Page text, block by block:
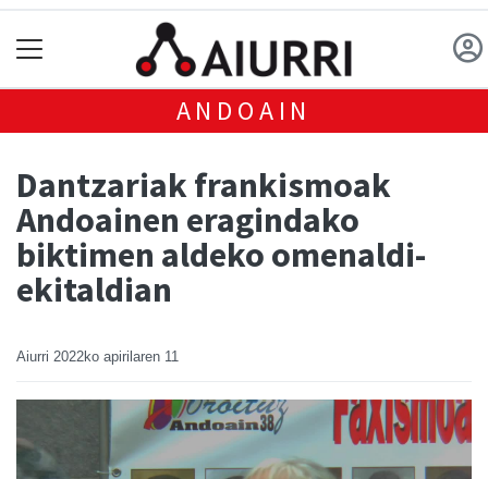
ANDOAIN
Dantzariak frankismoak
Andoainen eragindako
biktimen aldeko omenaldi-
ekitaldian
Aiurri 2022ko apirilaren 11